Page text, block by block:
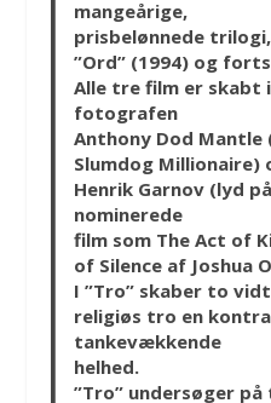
mangeårige,
prisbelønnede
”Ord” (1994) og
Alle tre film er skabt
fotografen
Anthony Dod Mantle
Slumdog Millionaire)
Henrik Garnov (lyd
nominerede
film som The Act of
of Silence af Joshua
I ”Tro” skaber to
religiøs tro en
tankevækkende
helhed.
”Tro” undersøger